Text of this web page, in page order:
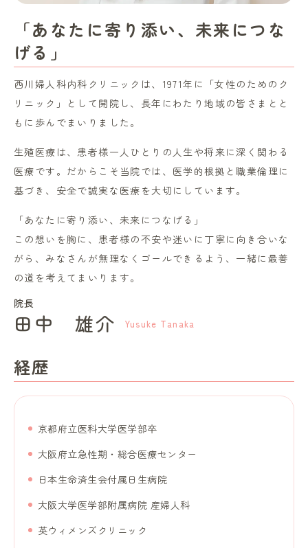
「あなたに寄り添い、未来につな
げる」
西川婦人科内科クリニックは、1971年に「女性のためのク
リニック」として開院し、長年にわたり地域の皆さまとと
もに歩んでまいりました。
生殖医療は、患者様一人ひとりの人生や将来に深く関わる
医療です。だからこそ当院では、医学的根拠と職業倫理に
基づき、安全で誠実な医療を大切にしています。
「あなたに寄り添い、未来につなげる」
この想いを胸に、患者様の不安や迷いに丁寧に向き合いな
がら、みなさんが無理なくゴールできるよう、一緒に最善
の道を考えてまいります。
院長
田中 雄介 Yusuke Tanaka
経歴
京都府立医科大学医学部卒
大阪府立急性期・総合医療センター
日本生命済生会付属日生病院
大阪大学医学部附属病院 産婦人科
英ウィメンズクリニック